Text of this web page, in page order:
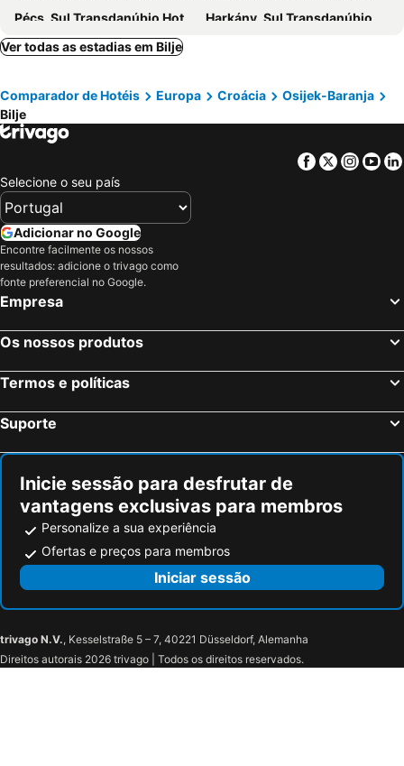
Pécs, Sul Transdanúbio Hotéis
Harkány, Sul Transdanúbio Hotéis
Đakovo, Osijek-Baranja Hotéis
Dubrovnik, Dubrovnik-Neretva Hotéis
Split, Split-Dalmatia Hotéis
Zagreb, Zagreb Hotéis
Zadar, Zadar Hotéis
Nin, Zadar Hotéis
Hvar, Split-Dalmatia Hotéis
Poreč, Istria Hotéis
Bol, Split-Dalmatia Hotéis
Ver todas as estadias em Bilje
Comparador de Hotéis Europa Croácia
Osijek-Baranja
Bilje
Facebook
Twitter
Selecione o seu país
Adicionar no Google
Encontre facilmente os nossos
resultados: adicione o trivago como
fonte preferencial no Google.
Empresa
Os nossos produtos
Termos e políticas
Suporte
Inicie sessão para desfrutar de
vantagens exclusivas para membros
Personalize a sua experiência
Ofertas e preços para membros
Iniciar sessão
trivago N.V., Kesselstraße 5 – 7, 40221 Düsseldorf, Alemanha
Direitos autorais 2026 trivago | Todos os direitos reservados.